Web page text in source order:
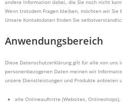
andere Information dabei, die Sie noch nicht
Wenn trotzdem Fragen bleiben, möchten wir
Unsere Kontaktdaten finden Sie
Anwendungsbereich
Diese Datenschutzerklärung gilt für alle von
personenbezogenen Daten meinen wir
unsere Dienstleistungen und Produkte anbieten
alle Onlineauftritte (Websites,